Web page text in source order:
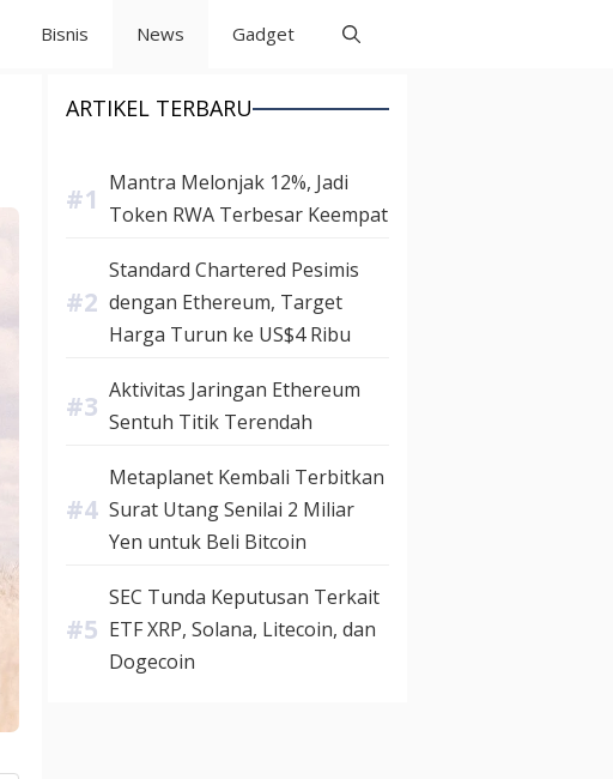
Bisnis News Gadget
ARTIKEL TERBARU
Mantra Melonjak 12%, Jadi
Token RWA Terbesar Keempat
Standard Chartered Pesimis
dengan Ethereum, Target
Harga Turun ke US$4 Ribu
Aktivitas Jaringan Ethereum
Sentuh Titik Terendah
Metaplanet Kembali Terbitkan
Surat Utang Senilai 2 Miliar
Yen untuk Beli Bitcoin
SEC Tunda Keputusan Terkait
ETF XRP, Solana, Litecoin, dan
Dogecoin